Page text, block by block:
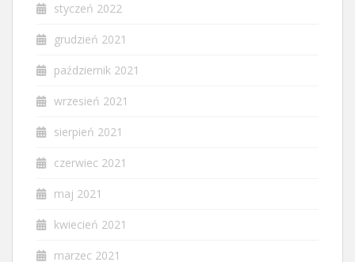
styczeń 2022
grudzień 2021
październik 2021
wrzesień 2021
sierpień 2021
czerwiec 2021
maj 2021
kwiecień 2021
marzec 2021